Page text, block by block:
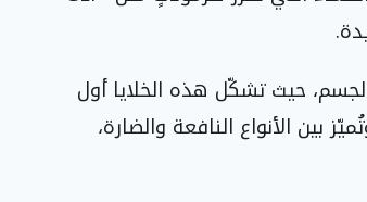
حيث تشكّل هذه الخلايا أول
الأنواع النافعة والضارة،